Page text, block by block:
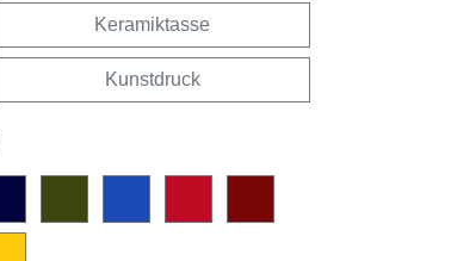
Keramiktasse
Kunstdruck